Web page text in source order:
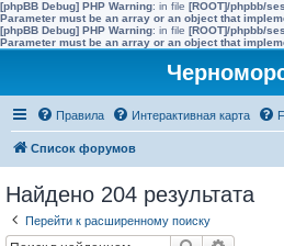
[phpBB Debug] PHP Warning: in file [ROOT]/phpbb/
Parameter must be an array or an object that
[phpBB Debug] PHP Warning: in file [ROOT]/phpbb/
Parameter must be an array or an object that
Правила Интерактивная карта
Список форумов
Найдено 204 результата
Перейти к расширенному поиску